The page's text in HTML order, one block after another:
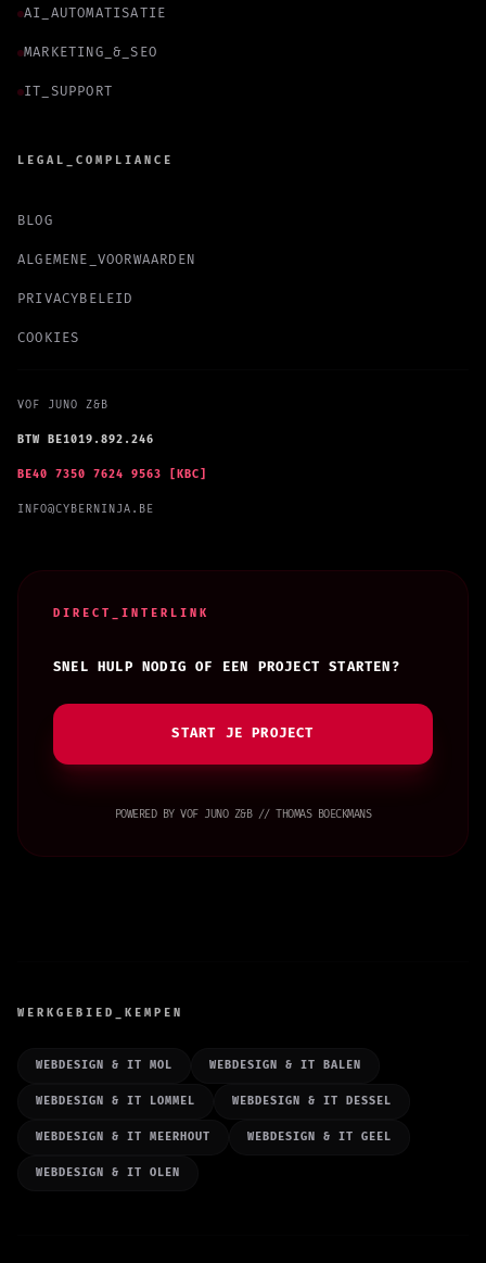
AI_AUTOMATISATIE
MARKETING_&_SEO
IT_SUPPORT
LEGAL_COMPLIANCE
BLOG
ALGEMENE_VOORWAARDEN
PRIVACYBELEID
COOKIES
VOF JUNO Z&B
BTW BE1019.892.246
BE40 7350 7624 9563 [KBC]
INFO@CYBERNINJA.BE
DIRECT_INTERLINK
SNEL HULP NODIG OF EEN PROJECT STARTEN?
START JE PROJECT
POWERED BY VOF JUNO Z&B // THOMAS BOECKMANS
WERKGEBIED_KEMPEN
WEBDESIGN & IT MOL WEBDESIGN & IT BALEN
WEBDESIGN & IT LOMMEL WEBDESIGN & IT DESSEL
WEBDESIGN & IT MEERHOUT WEBDESIGN & IT GEEL
WEBDESIGN & IT OLEN